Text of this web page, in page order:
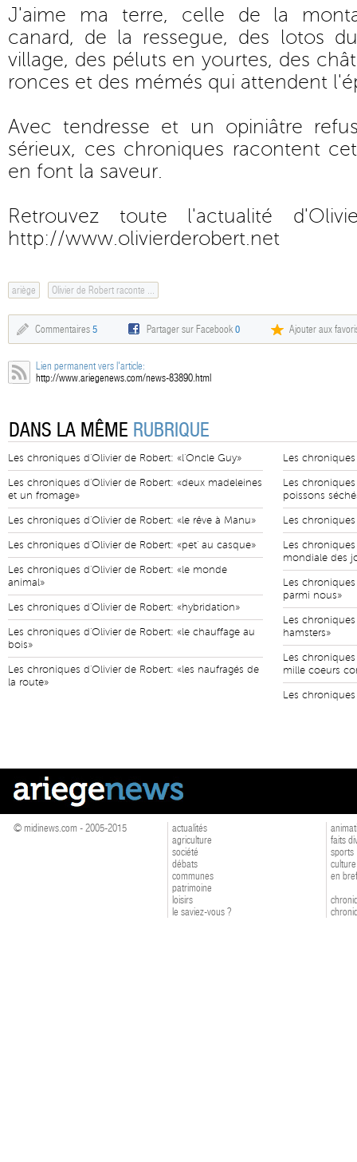
J'aime ma terre, celle de la
canard, de la ressegue, des lotos
village, des péluts en yourtes, des
ronces et des mémés qui attendent
Avec tendresse et un opiniâtre
sérieux, ces chroniques racontent
en font la saveur.
Retrouvez toute l'actualité
http://www.olivierderobert.net
ariège Olivier de Robert raconte ...
Commentaires 5 Partager sur Facebook0 Ajouter aux
Lien permanent vers l'article:
http://www.ariegenews.com/news-83890.html
DANS LA MÊME RUBRIQUE
Les chroniques d'Olivier de Robert: «l'Oncle Guy»
Les chroniques d'Olivier de Robert: «deux madeleines
et un fromage»
Les chroniques d'Olivier de Robert: «le rêve à Manu»
Les chroniques d'Olivier de Robert: «pet' au casque»
Les chroniques d'Olivier de Robert: «le monde
animal»
Les chroniques d'Olivier de Robert: «hybridation»
Les chroniques d'Olivier de Robert: «le chauffage au
bois»
Les chroniques d'Olivier de Robert: «les naufragés de
la route»
Les
Les
poissons
Les
Les
mondiale des
Les
parmi nous»
Les
hamsters»
Les
mille coeurs
Les
© midinews.com - 2005-2015
actualités
agriculture
société
débats
communes
patrimoine
loisirs
le saviez-vous ?
faits
sports
culture
en bref